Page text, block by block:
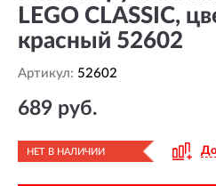
LEGO CLASSIC,
красный 52602
Артикул: 52602
689 руб.
НЕТ В НАЛИЧИИ